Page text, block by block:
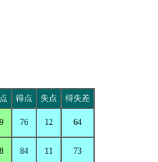
得点 失点 得失差
76 12 64
84 11 73